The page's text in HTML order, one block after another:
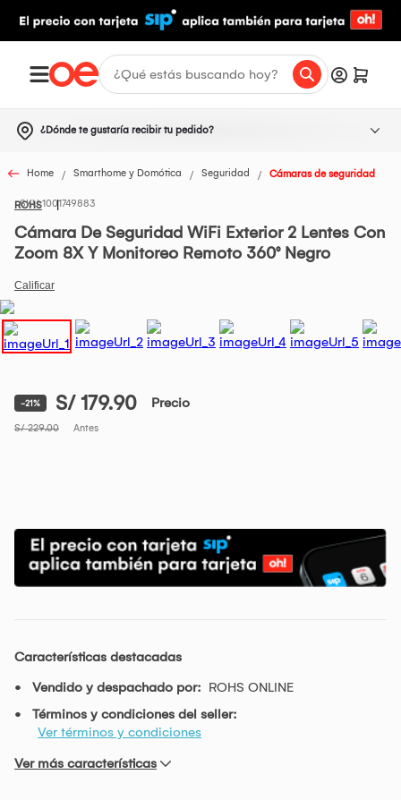
¿Dónde te gustaría recibir tu pedido?
Home Smarthome y Domótica Seguridad Cámaras de seguridad
ROHS1001749883
Cámara De Seguridad WiFi Exterior 2 Lentes Con
Zoom 8X Y Monitoreo Remoto 360° Negro
-21% S/ 179.90 Precio
S/ 229.00 Antes
Características destacadas
Vendido y despachado por: ROHS ONLINE
Términos y condiciones del seller:
Ver términos y condiciones
Ver más características